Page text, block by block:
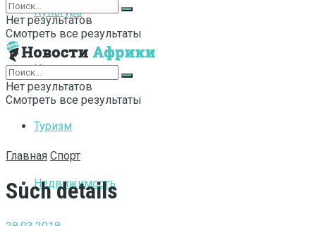
Культура
Интернет
Туризм
Недвижимость
Нет результатов
Смотреть все результаты
Нет результатов
Смотреть все результаты
Главная Спорт
Such details